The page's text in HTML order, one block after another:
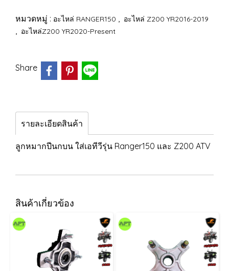
หมวดหมู่ : อะไหล่ RANGER150 , อะไหล่ Z200 YR2016-2019
, อะไหล่Z200 YR2020-Present
Share
รายละเอียดสินค้า
ลูกหมากปีนกบน ใส่เอทีวีรุ่น Ranger150 และ Z200 ATV
สินค้าเกี่ยวข้อง